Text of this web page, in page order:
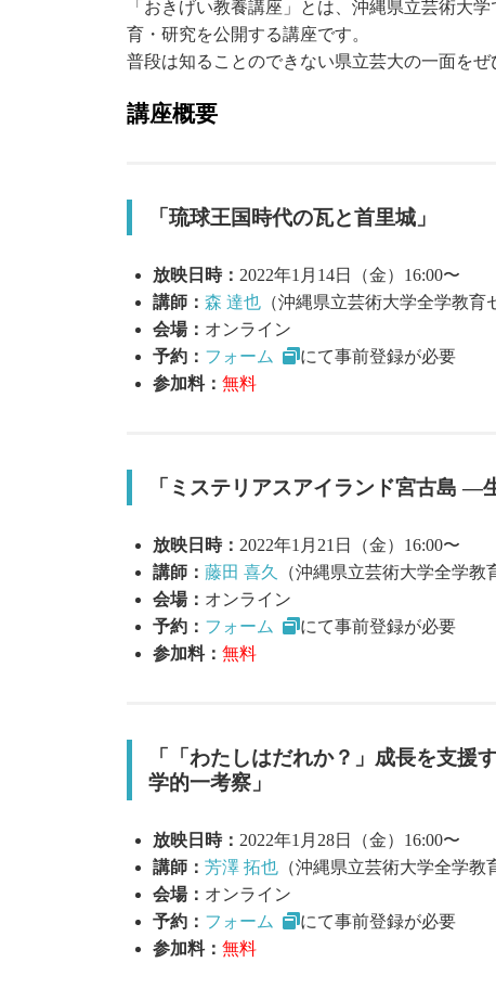
「おきげい教養講座」とは、沖縄県立芸術大
育・研究を公開する講座です。
普段は知ることのできない県立芸大の一面をぜ
講座概要
「琉球王国時代の瓦と首里城」
放映日時： 2022年1月14日（金）16:00〜
講師： 森 達也 （沖縄県立芸術大学全学教育
会場： オンライン
予約： フォーム
にて事前登録が必要
参加料： 無料
「ミステリアスアイランド宮古島 —
放映日時： 2022年1月21日（金）16:00〜
講師： 藤田 喜久
（沖縄県立芸術大学全学教
会場： オンライン
予約： フォーム
にて事前登録が必要
参加料： 無料
「「わたしはだれか？」成長を支援
学的一考察」
放映日時： 2022年1月28日（金）16:00〜
講師： 芳澤 拓也 （沖縄県立芸術大学全学教
会場： オンライン
予約： フォーム
にて事前登録が必要
参加料： 無料